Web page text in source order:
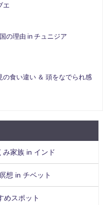
エ
の理由 in チュニジア
の食い違い ＆ 頭をなでられ感
み家族 in インド
想 in チベット
めスポット